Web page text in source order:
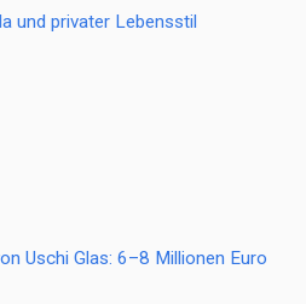
und privater Lebensstil
Uschi Glas: 6–8 Millionen Euro